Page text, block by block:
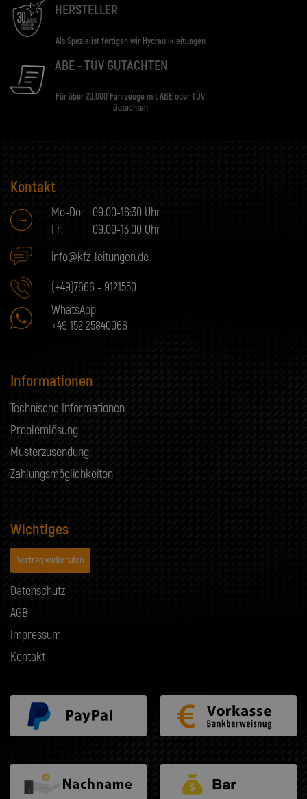
HERSTELLER
Als Spezialist fertigen wir Hydraulikleitungen
ABE - TÜV GUTACHTEN
Für über 20.000 Fahrzeuge mit ABE oder TÜV
Gutachten
Kontakt
Mo-Do:
09.00-16:30 Uhr
Fr:
09.00-13.00 Uhr
info@kfz-leitungen.de
(+49)7666 - 9121550
WhatsApp
+49 152 25840066
Informationen
Technische Informationen
Problemlösung
Musterzusendung
Zahlungsmöglichkeiten
Wichtiges
Vertrag widerrufen
Datenschutz
AGB
Impressum
Kontakt